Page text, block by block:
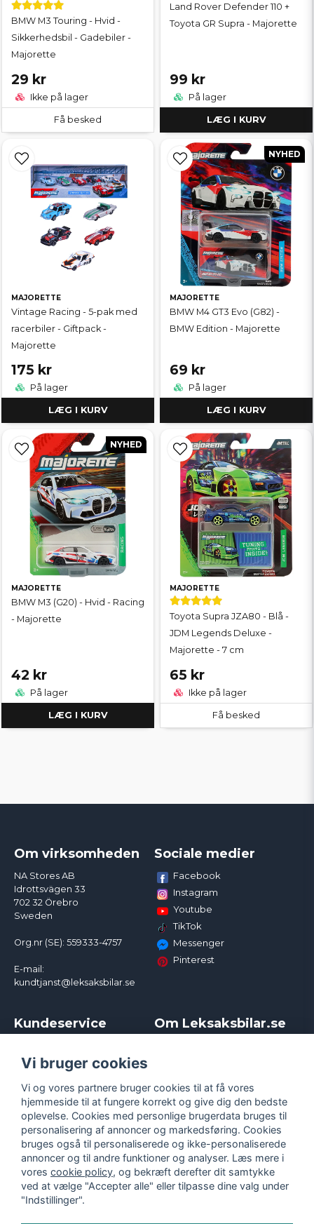
BMW M3 Touring - Hvid -
Sikkerhedsbil - Gadebiler -
Majorette
29 kr
Ikke på lager
Få besked
Land Rover Defender 110 +
Toyota GR Supra - Majorette
99 kr
På lager
LÆG I KURV
MAJORETTE
Vintage Racing - 5-pak med
racerbiler - Giftpack -
Majorette
175 kr
På lager
LÆG I KURV
MAJORETTE
BMW M4 GT3 Evo (G82) -
BMW Edition - Majorette
69 kr
På lager
LÆG I KURV
NYHED
MAJORETTE
BMW M3 (G20) - Hvid - Racing
- Majorette
42 kr
På lager
LÆG I KURV
NYHED
MAJORETTE
Toyota Supra JZA80 - Blå -
JDM Legends Deluxe -
Majorette - 7 cm
65 kr
Ikke på lager
Få besked
Om virksomheden
NA Stores AB
Idrottsvägen 33
702 32 Örebro
Sweden
Org.nr (SE): 559333-4757
E-mail:
kundtjanst@leksaksbilar.se
Sociale medier
Facebook
Instagram
Youtube
TikTok
Messenger
Pinterest
Kundeservice
Kampagner og rabatter
Reklamation
Policy chase cars
Returnera
Logga in
Om Leksaksbilar.se
Handelsbetingelser
Persondatapolitik
Cookies
Vi bruger cookies
Vi og vores partnere bruger cookies til at få vores
hjemmeside til at fungere korrekt og give dig den bedste
oplevelse. Cookies med personlige brugerdata bruges til
personalisering af annoncer og markedsføring. Cookies
bruges også til personaliserede og ikke-personaliserede
annoncer og til andre funktioner og analyser. Læs mere i
vores cookie policy, og bekræft derefter dit samtykke
ved at vælge "Accepter alle" eller tilpasse dine valg under
"Indstillinger".